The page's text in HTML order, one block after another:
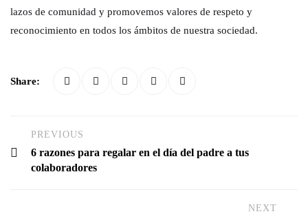
lazos de comunidad y promovemos valores de respeto y
reconocimiento en todos los ámbitos de nuestra sociedad.
Share:
PREVIOUS
6 razones para regalar en el día del padre a tus
colaboradores
NEXT